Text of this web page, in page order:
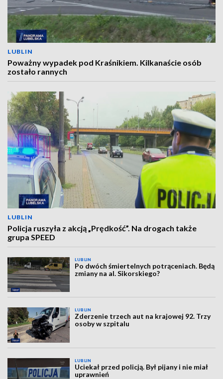
LUBLIN
Poważny wypadek pod Kraśnikiem. Kilkanaście osób
zostało rannych
LUBLIN
Policja ruszyła z akcją „Prędkość”. Na drogach także
grupa SPEED
LUBLIN
Po dwóch śmiertelnych potrąceniach. Będą
zmiany na al. Sikorskiego?
LUBLIN
Zderzenie trzech aut na krajowej 92. Trzy
osoby w szpitalu
LUBLIN
Uciekał przed policją. Był pijany i nie miał
uprawnień